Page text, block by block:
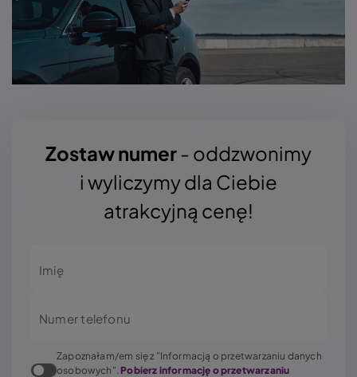
Zostaw numer- oddzwonimy
i wyliczymy dla Ciebie
atrakcyjną cenę!
Imię
Numer telefonu
Zapoznałam/em się z "Informacją o przetwarzaniu danych
osobowych". Pobierz informację o przetwarzaniu